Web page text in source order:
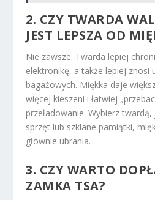
2. CZY TWARDA
JEST LEPSZA OD
Nie zawsze. Twarda lepiej
elektronikę, a także lepiej znosi
bagażowych. Miękka daje
więcej kieszeni i łatwiej
przeładowanie. Wybierz
sprzęt lub szklane pamiątki,
głównie ubrania.
3. CZY WARTO
ZAMKA TSA?